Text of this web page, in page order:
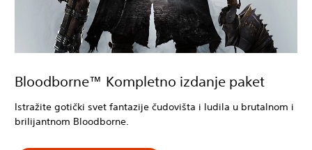
Bloodborne™ Kompletno izdanje paket
Istražite gotički svet fantazije čudovišta i ludila u brutalnom i
brilijantnom Bloodborne.